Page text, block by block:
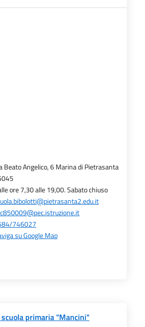
Beato Angelico, 6 Marina di Pietrasanta
ore 7,30 alle 19,00. Sabato chiuso
746027
su Google Map
primaria "Mancini"